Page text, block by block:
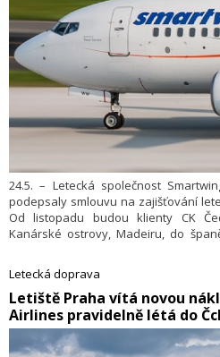
24.5. – Letecká společnost
podepsaly smlouvu na zajišťování
Od listopadu budou klienty CK
Kanárské ostrovy, Madeiru, do
Letecká doprava
​Letiště Praha vítá novou
Airlines pravidelně létá do